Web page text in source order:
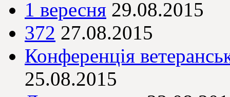
1 вересня 29.08.2015
372 27.08.2015
Конференція
25.08.2015